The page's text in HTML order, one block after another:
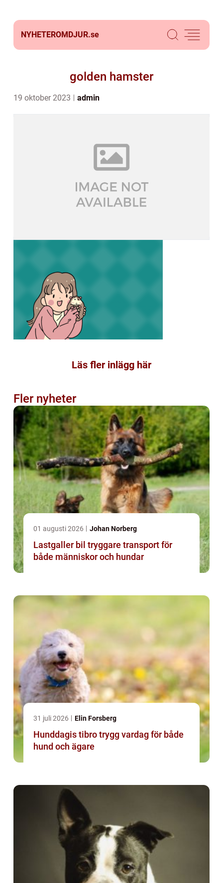
NYHETEROMDJUR.se
golden hamster
19 oktober 2023 admin
Läs fler inlägg här
Fler nyheter
01 augusti 2026 Johan Norberg
Lastgaller bil tryggare transport för
både människor och hundar
31 juli 2026 Elin Forsberg
Hunddagis tibro trygg vardag för både
hund och ägare